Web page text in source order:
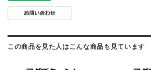
この商品を見た人はこんな商品も見ています